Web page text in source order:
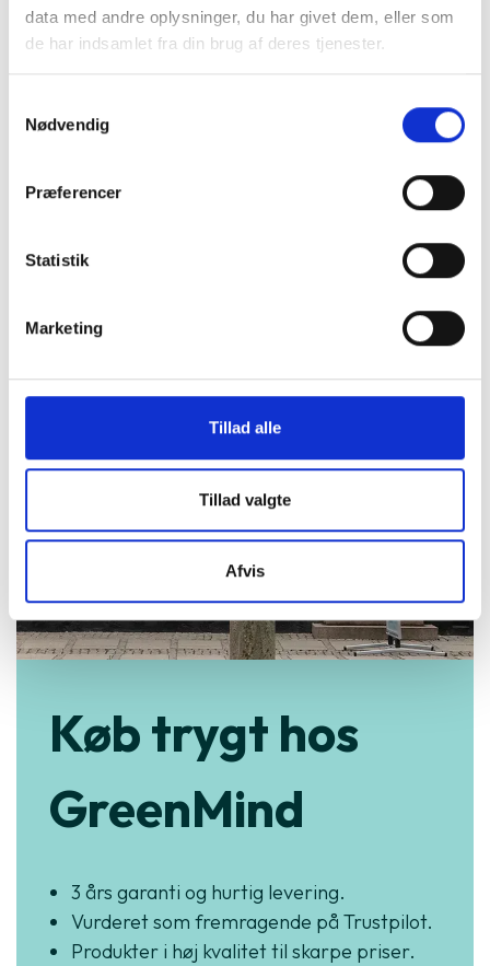
data med andre oplysninger, du har givet dem, eller som
de har indsamlet fra din brug af deres tjenester.
Nødvendig
Præferencer
Statistik
Marketing
Tillad alle
Tillad valgte
Afvis
inkluderet!)
99 kr.
Køb trygt hos
GreenMind
3 års garanti og hurtig levering.
Vurderet som fremragende på Trustpilot.
Produkter i høj kvalitet til skarpe priser.